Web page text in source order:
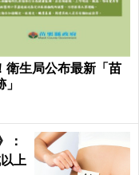
衛生局公布最新「苗
：
上